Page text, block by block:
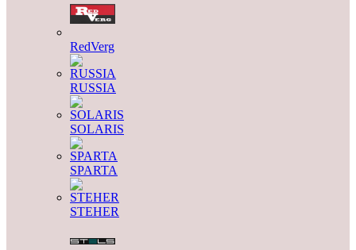
RedVerg
RUSSIA
SOLARIS
SPARTA
STEHER